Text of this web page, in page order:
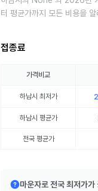
터 평균가까지 모든 비용을
접종료
가격비교
하남시 최저가
하남시 평균가
전국 평균가
마운자로 전국 최저가가